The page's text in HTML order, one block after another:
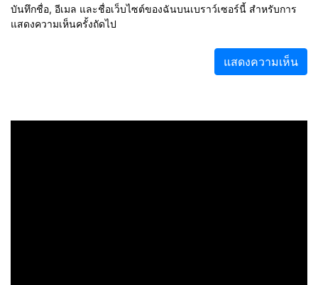
บันทึกชื่อ, อีเมล และชื่อเว็บไซต์ของฉันบนเบราว์เซอร์นี้ สำหรับการ
แสดงความเห็นครั้งถัดไป